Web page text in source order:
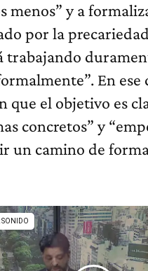
menos” y a
por la
trabajando
En ese
que el objetivo es
concretos” y
un camino de